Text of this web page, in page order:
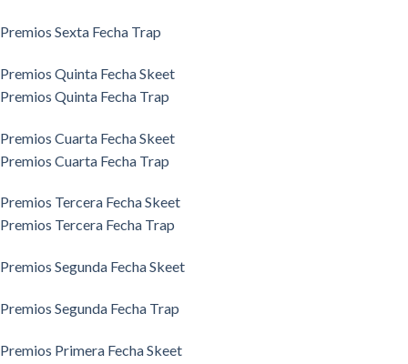
Premios Sexta Fecha Trap
Premios Quinta Fecha Skeet
Premios Quinta Fecha Trap
Premios Cuarta Fecha Skeet
Premios Cuarta Fecha Trap
Premios Tercera Fecha Skeet
Premios Tercera Fecha Trap
Premios Segunda Fecha Skeet
Premios Segunda Fecha Trap
Premios Primera Fecha Skeet